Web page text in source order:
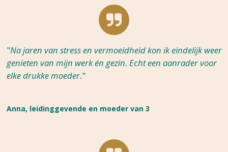
"Na jaren van stress en vermoeidheid kon ik eindelijk weer
genieten van mijn werk én gezin. Echt een aanrader voor
elke drukke moeder."
Anna, leidinggevende en moeder van 3